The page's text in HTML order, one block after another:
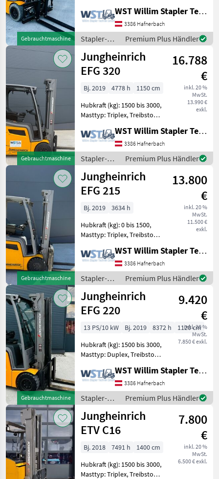
Gebrauchtmaschine
Frontstapler / Elektro 4
Rad-Stapler, Tragkraft:
2000kg, Hubhöhe: 5000mm,
Bauhöhe: 2235m
WST Willim Stapler Technik GmbH
3386 Hafnerbach
Stapler-
und
Lagertechnik
/
Jungheinrich
Premium Plus Händler
Gebrauchtmaschine
Jungheinrich
EFG 320
16.788
€
inkl. 20 %
MwSt.
13.990 €
exkl.
Bj. 2019 4778 h
1150 cm
Hubkraft (kg): 1500 bis 3000,
Masttyp: Triplex, Treibstoff:
Frontstapler / Elektro 4
Rad-Stapler, Tragkraft:
2000kg, Hubhöhe: 5000mm,
Bauhöhe: 2235m
WST Willim Stapler Technik GmbH
3386 Hafnerbach
Stapler-
und
Lagertechnik
/
Jungheinrich
Premium Plus Händler
Gebrauchtmaschine
Jungheinrich
EFG 215
13.800
€
inkl. 20 %
MwSt.
11.500 €
exkl.
Bj. 2019
3634 h
Hubkraft (kg): 0 bis 1500,
Masttyp: Triplex, Treibstoff:
Frontstapler / Elektro 3
Rad-Stapler, Tragkraft:
1500kg, Hubhöhe: 5000mm,
Anbaugeräte: Seit
WST Willim Stapler Technik GmbH
3386 Hafnerbach
Stapler-
und
Lagertechnik
/
Jungheinrich
Premium Plus Händler
Gebrauchtmaschine
Jungheinrich
EFG 220
9.420
€
inkl. 20 %
MwSt.
7.850 € exkl.
13 PS/10 kW Bj. 2019 8372 h
1120 cm
Hubkraft (kg): 1500 bis 3000,
Masttyp: Duplex, Treibstoff:
Frontstapler / Elektro 3
Rad-Stapler, Tragkraft:
2000kg, Hubhöhe: 3000mm,
Bauhöhe: 2030mm
WST Willim Stapler Technik GmbH
3386 Hafnerbach
Stapler-
und
Lagertechnik
/
Jungheinrich
Premium Plus Händler
Jungheinrich
ETV C16
7.800
€
inkl. 20 %
MwSt.
6.500 € exkl.
Bj. 2018 7491 h
1400 cm
Hubkraft (kg): 1500 bis 3000,
Masttyp: Triplex, Treibstoff: